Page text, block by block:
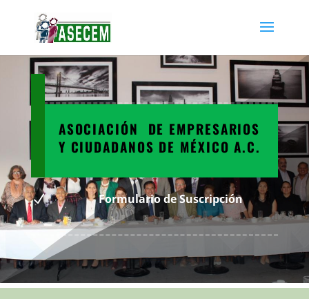
ASOCIACIÓN DE EMPRESARIOS
Y CIUDADANOS DE MÉXICO A.C.
N Formulario de Suscripción